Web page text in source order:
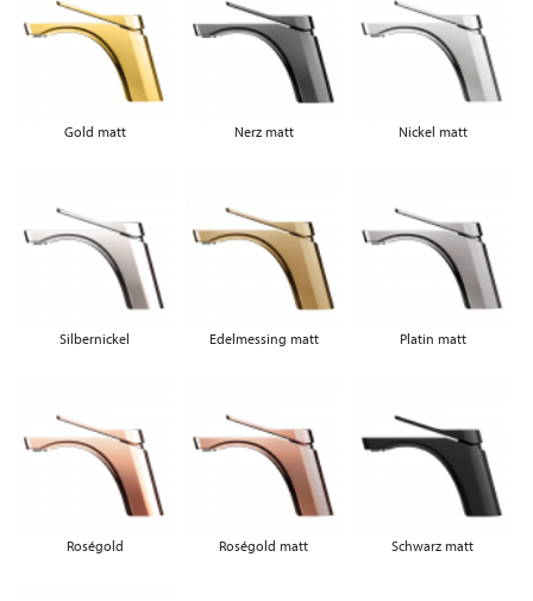
Gold matt Nerz matt Nickel matt
Silbernickel Edelmessing matt Platin matt
Roségold Roségold matt Schwarz matt